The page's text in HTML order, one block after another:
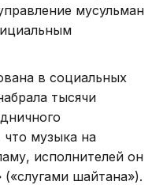
мусульман
в социальных
тысячи
что музыка на
исполнителей он
(«слугами шайтана»).